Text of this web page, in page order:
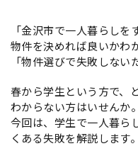
「金沢市で一人暮らし
物件を決めれば良いかわ
「物件選びで失敗しない
春から学生という方で、
わからない方はいせんか。
今回は、学生で一人暮ら
くある失敗を解説します。